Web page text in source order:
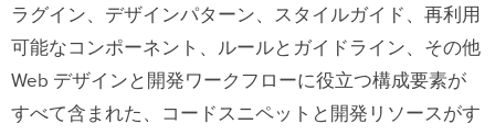
例３：Apple のヒューマンインターフ
ェースガイドライン
Apple のデザインシステムの特徴
ラグイン、デザインパターン、スタイルガイド、再利用
可能なコンポーネント、ルールとガイドライン、その他
Web デザインと開発ワークフローに役立つ構成要素が
すべて含まれた、コードスニペットと開発リソースがす